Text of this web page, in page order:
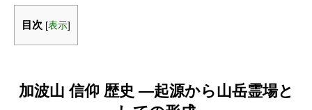
目次 [表示]
加波山 信仰 歴史 ―起源から山岳霊場と